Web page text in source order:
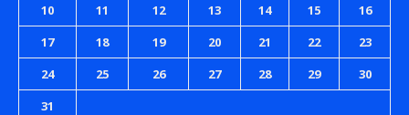
10
11 12 13 14 15
16
17
18 19 20 21 22
23
24
25 26 27 28 29
30
31